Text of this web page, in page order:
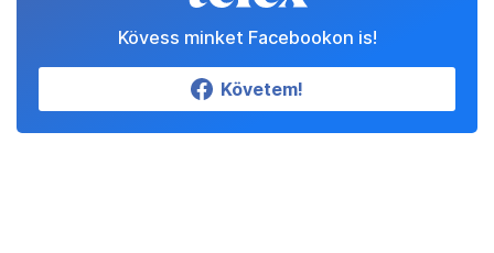
Kövess minket Facebookon is!
Követem!